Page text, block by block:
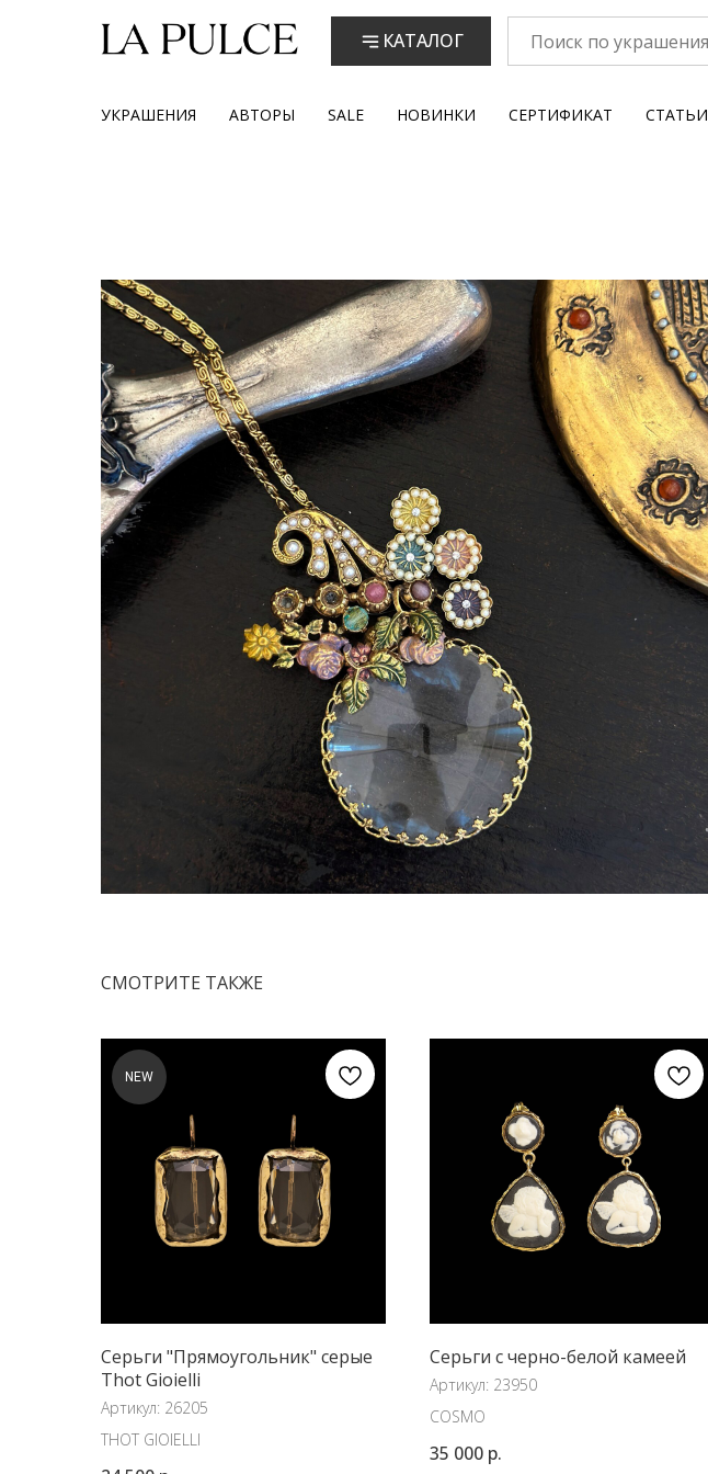
КАТАЛОГ
УКРАШЕНИЯ АВТОРЫ SALE НОВИНКИ СЕРТИФИКАТ СТАТЬИ
СМОТРИТЕ ТАКЖЕ
NEW
Серьги "Прямоугольник" серые
Thot Gioielli
Артикул: 26205
THOT GIOIELLI
Серьги с черно-белой камеей
Артикул: 23950
COSMO
35 000 р.